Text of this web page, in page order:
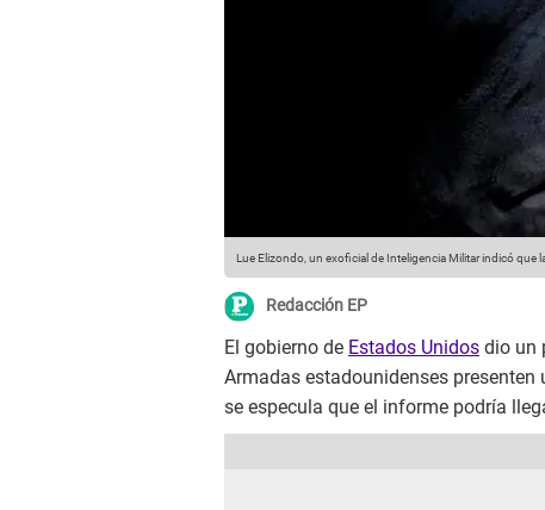
Lue Elizondo, un exoficial de Inteligencia Militar indicó que
Redacción EP
El gobierno de Estados Unidos dio un
Armadas estadounidenses presenten
se especula que el informe podría